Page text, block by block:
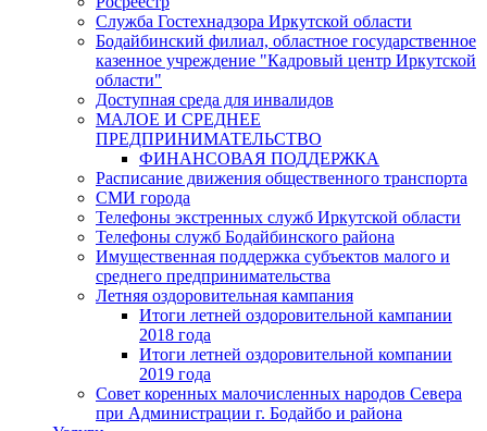
Служба Гостехнадзора Иркутской области
Бодайбинский филиал, областное государственное
казенное учреждение "Кадровый центр Иркутской
области"
Доступная среда для инвалидов
МАЛОЕ И СРЕДНЕЕ
ПРЕДПРИНИМАТЕЛЬСТВО
ФИНАНСОВАЯ ПОДДЕРЖКА
Расписание движения общественного транспорта
СМИ города
Телефоны экстренных служб Иркутской области
Телефоны служб Бодайбинского района
Имущественная поддержка субъектов малого и
среднего предпринимательства
Летняя оздоровительная кампания
Итоги летней оздоровительной кампании
2018 года
Итоги летней оздоровительной компании
2019 года
Совет коренных малочисленных народов Севера
при Администрации г. Бодайбо и района